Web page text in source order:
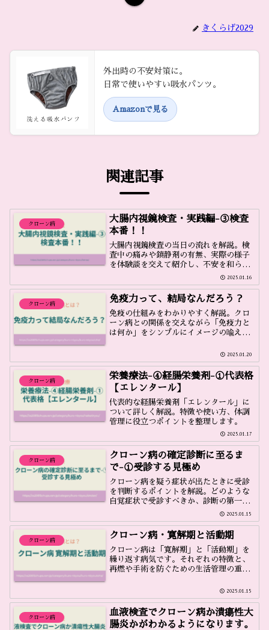
きくらげ2029
外出時の不安対策に。
日常で使いやすい吸水パンツ。
Amazonで見る
関連記事
クローン病
大腸内視鏡検査・実践編-③検査
本番！！
大腸内視鏡検査の当日の流れを解説。検
査中の痛みや鎮静剤の有無、実際の様子
を体験談を交えて紹介し、不安を和らげ
2025.01.16
クローン病 免疫力って、結局なんだろう？
免疫の仕組みをわかりやすく解説。クロ
ーン病との関係を交えながら「免疫力と
は何か」をシンプルにイメージの喩えで
2025.01.20
クローン病
栄養療法-④経腸栄養剤-①代表格
【エレンタール】
代表的な経腸栄養剤「エレンタール」に
ついて詳しく解説。特徴や使い方、体調
管理に役立つポイントを整理します。
2025.01.17
クローン病
クローン病の確定診断に至るま
で-①受診する見極め
クローン病を疑う症状が出たときに受診
を判断するポイントを解説。どのような
自覚症状で受診すべきか、診断の第一歩
2025.01.15
クローン病 クローン病・寛解期と活動期
クローン病は「寛解期」と「活動期」を
繰り返す病気です。それぞれの特徴と、
再燃や手術を防ぐための生活管理の重要
2025.01.15
クローン病
血液検査でクローン病か潰瘍性大
腸炎かがわかるようになります。